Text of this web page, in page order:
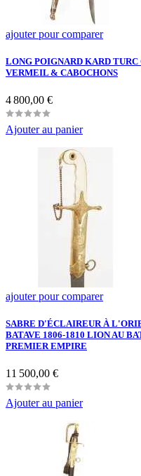
ajouter pour comparer
LONG POIGNARD KARD
VERMEIL & CABOCHONS
Prix
4 800,00 €
Ajouter au panier
ajouter pour comparer
SABRE D'ÉCLAIREUR À
BATAVE 1806-1810 LION AU
PREMIER EMPIRE
Prix
11 500,00 €
Ajouter au panier